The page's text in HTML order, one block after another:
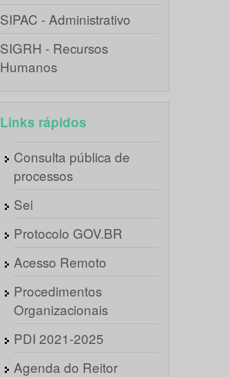
SIPAC - Administrativo
SIGRH - Recursos
Humanos
Links rápidos
Consulta pública de
processos
Sei
Protocolo GOV.BR
Acesso Remoto
Procedimentos
Organizacionais
PDI 2021-2025
Agenda do Reitor